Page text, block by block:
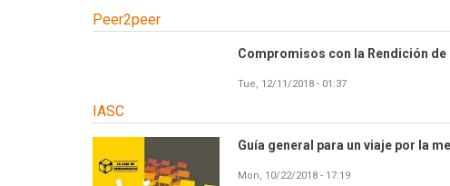
Peer2peer
Compromisos con la Rendición
Tue, 12/11/2018 - 01:37
IASC
Guía general para un viaje por la
Mon, 10/22/2018 - 17:19